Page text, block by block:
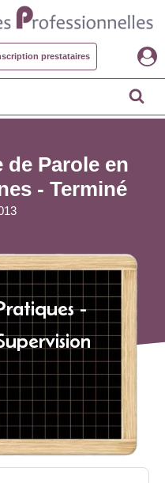
prestataires
Parole en
- Terminé
-